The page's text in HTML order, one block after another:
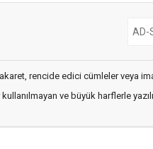
rencide edici cümleler veya
ve büyük harflerle